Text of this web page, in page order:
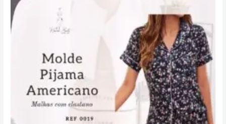
produto
tem
várias
variantes.
As
opções
podem
ser
escolhidas
página
do